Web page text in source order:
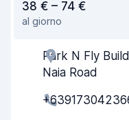
Facile da trovare
Gentilezza degli agenti
38 € – 74 €
al giorno
Park N Fly
Naia Road